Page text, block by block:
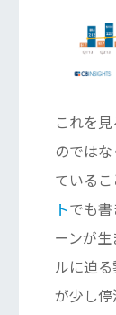
これを
のではな
ている
トでも
ーンが
ルに迫
が少し停